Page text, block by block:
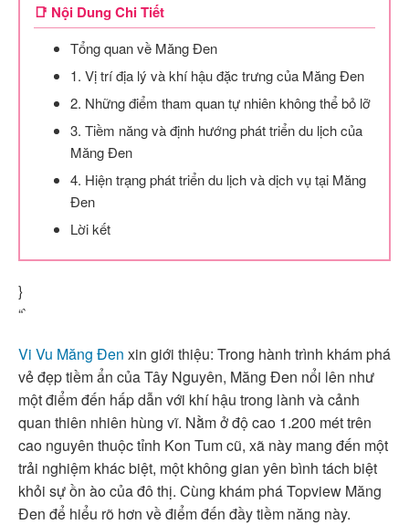
📑 Nội Dung Chi Tiết
Tổng quan về Măng Đen
1. Vị trí địa lý và khí hậu đặc trưng của Măng Đen
2. Những điểm tham quan tự nhiên không thể bỏ lỡ
3. Tiềm năng và định hướng phát triển du lịch của
Măng Đen
4. Hiện trạng phát triển du lịch và dịch vụ tại Măng
Đen
Lời kết
}
“`
Vi Vu Măng Đen xin giới thiệu: Trong hành trình khám phá
vẻ đẹp tiềm ẩn của Tây Nguyên, Măng Đen nổi lên như
một điểm đến hấp dẫn với khí hậu trong lành và cảnh
quan thiên nhiên hùng vĩ. Nằm ở độ cao 1.200 mét trên
cao nguyên thuộc tỉnh Kon Tum cũ, xã này mang đến một
trải nghiệm khác biệt, một không gian yên bình tách biệt
khỏi sự ồn ào của đô thị. Cùng khám phá Topview Măng
Đen để hiểu rõ hơn về điểm đến đầy tiềm năng này.